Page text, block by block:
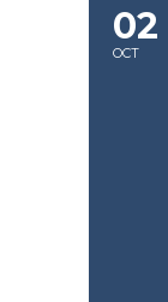
02
OCT